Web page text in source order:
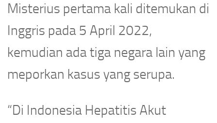
Misterius pertama kali ditemukan di
Inggris pada 5 April 2022,
kemudian ada tiga negara lain yang
meporkan kasus yang serupa.
“Di Indonesia Hepatitis Akut